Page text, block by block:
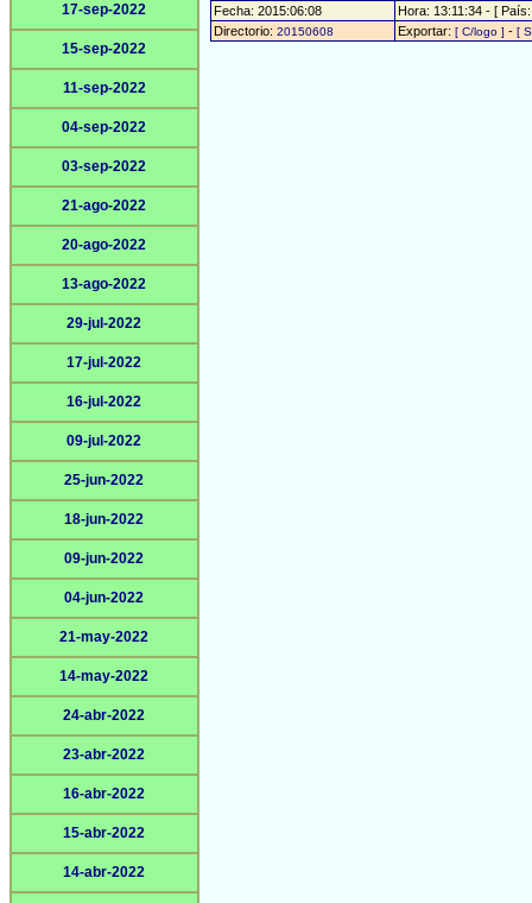
17-sep-2022
15-sep-2022
11-sep-2022
04-sep-2022
03-sep-2022
21-ago-2022
20-ago-2022
13-ago-2022
29-jul-2022
17-jul-2022
16-jul-2022
09-jul-2022
25-jun-2022
18-jun-2022
09-jun-2022
04-jun-2022
21-may-2022
14-may-2022
24-abr-2022
23-abr-2022
16-abr-2022
15-abr-2022
14-abr-2022
Fecha: 2015:06:08
Hora: 13:11:34 - [
Directorio: 20150608 Exportar: [ C/logo ] - [